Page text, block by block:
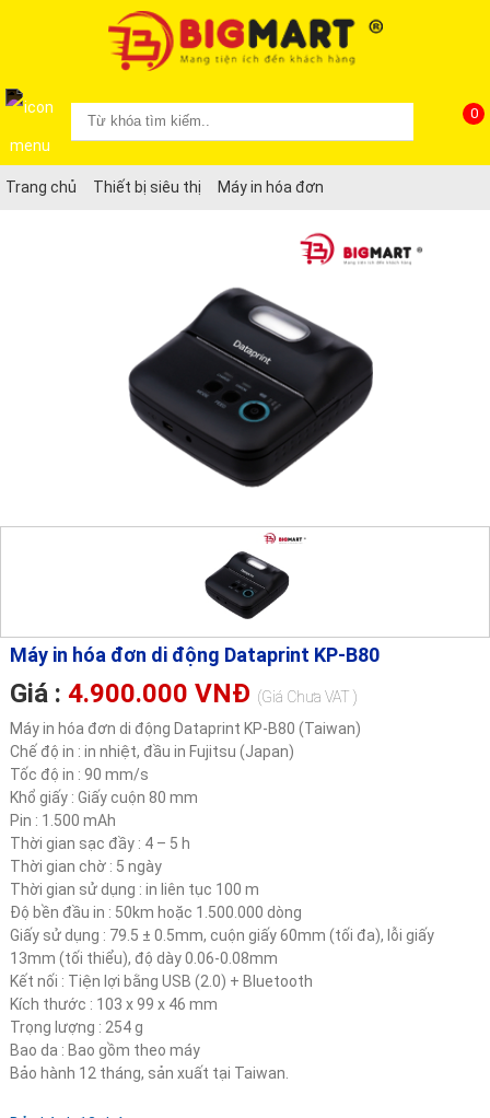
0
Trang chủ Thiết bị siêu thị Máy in hóa đơn
Máy in hóa đơn di động Dataprint KP-B80
Giá : 4.900.000 VNĐ (Giá Chưa VAT )
Máy in hóa đơn di động Dataprint KP-B80 (Taiwan)
Chế độ in : in nhiệt, đầu in Fujitsu (Japan)
Tốc độ in : 90 mm/s
Khổ giấy : Giấy cuộn 80 mm
Pin : 1.500 mAh
Thời gian sạc đầy : 4 – 5 h
Thời gian chờ : 5 ngày
Thời gian sử dụng : in liên tục 100 m
Độ bền đầu in : 50km hoặc 1.500.000 dòng
Giấy sử dụng : 79.5 ± 0.5mm, cuộn giấy 60mm (tối đa), lỗi giấy
13mm (tối thiểu), độ dày 0.06-0.08mm
Kết nối : Tiện lợi bằng USB (2.0) + Bluetooth
Kích thước : 103 x 99 x 46 mm
Trọng lượng : 254 g
Bao da : Bao gồm theo máy
Bảo hành 12 tháng, sản xuất tại Taiwan.